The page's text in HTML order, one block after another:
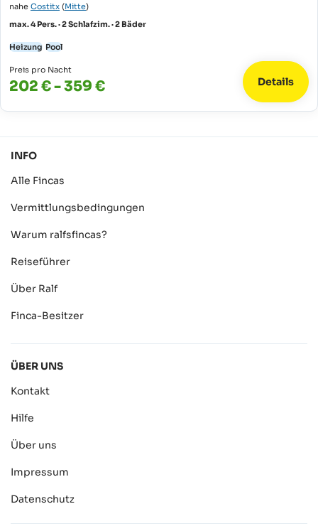
nahe Costitx (Mitte)
max. 4 Pers. · 2 Schlafzim. · 2 Bäder
Heizung Pool
Preis pro Nacht
202 € - 359 € Details
INFO
Alle Fincas
Vermittlungsbedingungen
Warum ralfsfincas?
Reiseführer
Über Ralf
Finca-Besitzer
ÜBER UNS
Kontakt
Hilfe
Über uns
Impressum
Datenschutz